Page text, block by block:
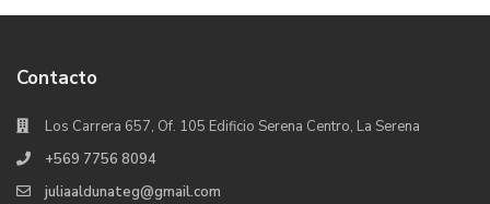
Contacto
Los Carrera 657, Of. 105 Edificio Serena Centro, La Serena
+569 7756 8094
juliaaldunateg@gmail.com